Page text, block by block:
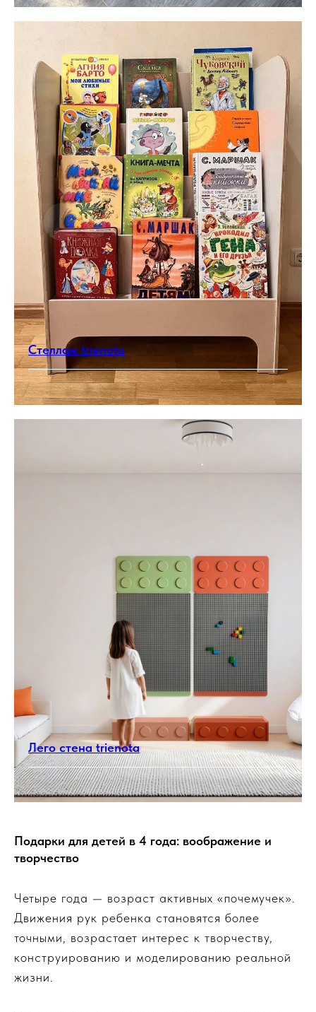
Стеллаж trienota
Лего стена trienota
Подарки для детей в 4 года: воображение и
творчество
Четыре года — возраст активных «почемучек».
Движения рук ребенка становятся более
точными, возрастает интерес к творчеству,
конструированию и моделированию реальной
жизни.